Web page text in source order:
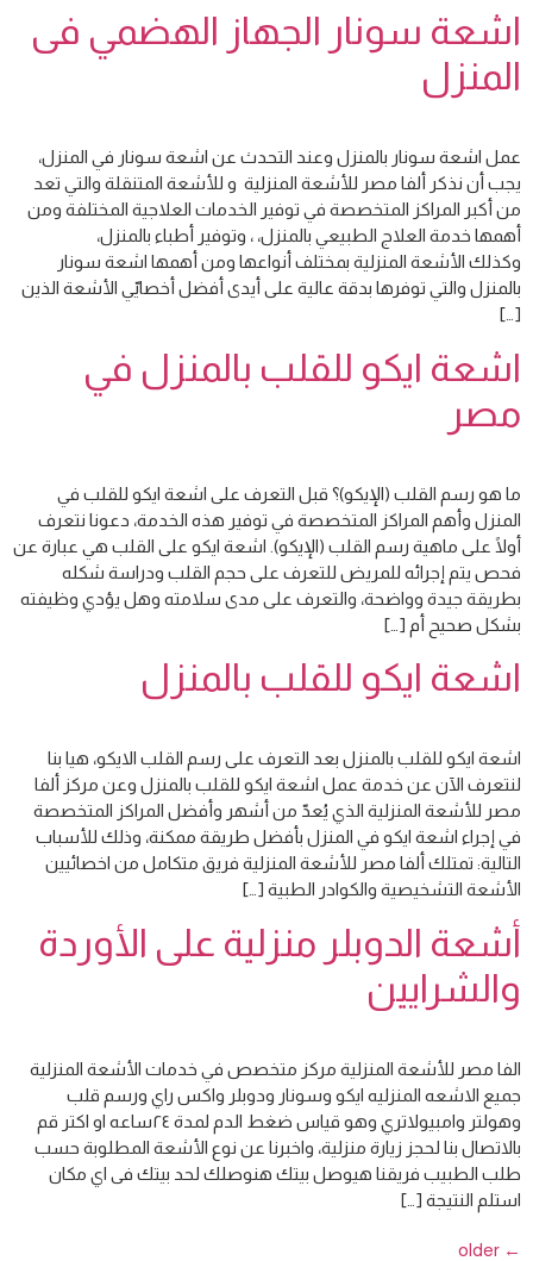
اشعة سونار الجهاز الهضمي فى
المنزل
عمل اشعة سونار بالمنزل وعند التحدث عن اشعة سونار في المنزل،
يجب أن نذكر ألفا مصر للأشعة المنزلية و للأشعة المتنقلة والتي تعد
من أكبر المراكز المتخصصة في توفير الخدمات العلاجية المختلفة ومن
أهمها خدمة العلاج الطبيعي بالمنزل، ، وتوفير أطباء بالمنزل،
وكذلك الأشعة المنزلية بمختلف أنواعها ومن أهمها اشعة سونار
بالمنزل والتي توفرها بدقة عالية على أيدى أفضل أخصاييّ الأشعة الذين
[…]
اشعة ايكو للقلب بالمنزل في
مصر
ما هو رسم القلب (الإيكو)؟ قبل التعرف على اشعة ايكو للقلب في
المنزل وأهم المراكز المتخصصة في توفير هذه الخدمة، دعونا نتعرف
أولًا على ماهية رسم القلب (الإيكو). اشعة ايكو على القلب هي عبارة عن
فحص يتم إجرائه للمريض للتعرف على حجم القلب ودراسة شكله
بطريقة جيدة وواضحة، والتعرف على مدى سلامته وهل يؤدي وظيفته
بشكل صحيح أم […]
اشعة ايكو للقلب بالمنزل
اشعة ايكو للقلب بالمنزل بعد التعرف على رسم القلب الايكو، هيا بنا
لنتعرف الآن عن خدمة عمل اشعة ايكو للقلب بالمنزل وعن مركز ألفا
مصر للأشعة المنزلية الذي يُعدّ من أشهر وأفضل المراكز المتخصصة
في إجراء اشعة ايكو في المنزل بأفضل طريقة ممكنة، وذلك للأسباب
التالية: تمتلك ألفا مصر للأشعة المنزلية فريق متكامل من اخصائيين
الأشعة التشخيصية والكوادر الطبية […]
أشعة الدوبلر منزلية على الأوردة
والشرايين
الفا مصر للأشعة المنزلية مركز متخصص في خدمات الأشعة المنزلية
جميع الاشعه المنزليه ايكو وسونار ودوبلر واكس راي ورسم قلب
وهولتر وامبيولاتري وهو قياس ضغط الدم لمدة ٢٤ساعه او اكتر قم
بالاتصال بنا لحجز زيارة منزلية، واخبرنا عن نوع الأشعة المطلوبة حسب
طلب الطبيب فريقنا هيوصل بيتك هنوصلك لحد بيتك فى اي مكان
استلم النتيجة […]
←